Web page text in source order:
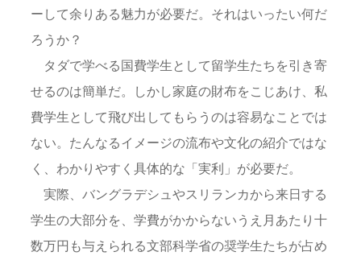
ーして余りある魅力が必要だ。それはいったい何だ
ろうか？
タダで学べる国費学生として留学生たちを引き寄
せるのは簡単だ。しかし家庭の財布をこじあけ、私
費学生として飛び出してもらうのは容易なことでは
ない。たんなるイメージの流布や文化の紹介ではな
く、わかりやすく具体的な「実利」が必要だ。
実際、バングラデシュやスリランカから来日する
学生の大部分を、学費がかからないうえ月あたり十
数万円も与えられる文部科学省の奨学生たちが占め